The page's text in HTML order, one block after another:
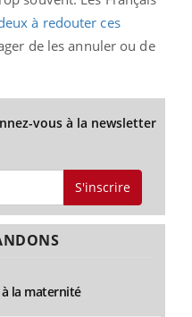
à redouter ces
de les annuler ou de
vous à la newsletter
S'inscrire
la maternité